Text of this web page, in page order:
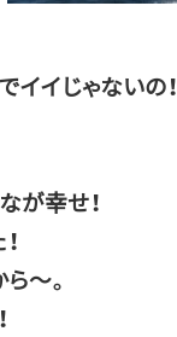
イじゃないの！
が幸せ！
～。